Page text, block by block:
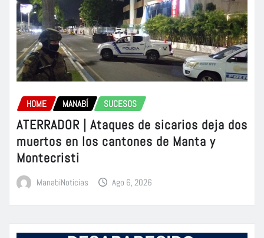
HOME MANABÍ SUCESOS
ATERRADOR | Ataques de sicarios deja dos
muertos en los cantones de Manta y
Montecristi
ManabiNoticias Ago 6, 2026